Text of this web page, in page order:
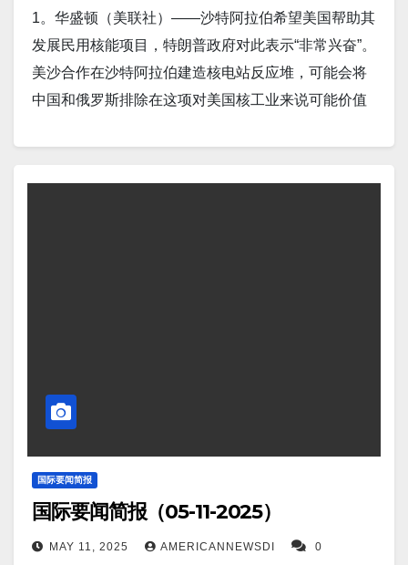
谈判中取消所有关税。 Screenshot 6。据
Rollingout25 报道，帮助你活到100岁的令人惊讶的早
晨习惯。寿命最长的人通常无论哪一天，早晨的作息
时间都几乎相同。这种一致性似乎提供了一种生理上
弹性。 Screenshot 7。据EXPRESS US.报道，美国人
LightWave Reports报道，加拿大总理称，特朗普贸易
战终结了美国经济领导地位。 Screenshot 11。据
为“鼠人”，他们整天躺在床上消磨时间、刷手机、打瞌
睡和订外卖，以对抗倦怠。 Screenshot 12。据
茂暗示将增加玉米进口量。…
1。华盛顿（美联社）——沙特阿拉伯希望美国帮助其
发展民用核能项目，特朗普政府对此表示“非常兴奋”。
美沙合作在沙特阿拉伯建造核电站反应堆，可能会将
中国和俄罗斯排除在这项对美国核工业来说可能价值
克兰停火，否则将面临“大规模”制裁。 Screenshot 3。
该设施的布局和武器装备。 Screenshot 6。据TPC 报
道，机器人综述：经济实惠的机器人和灭火机器人重
新定义工业创新。加州大学伯克利分校的研究人员推
出了 Berkeley Humanoid Lite，这是一款开源人形机器
人，其设计理念是价格实惠、可定制且易于操作。该
机器人硬件总成本不到 5,000 美元，采用模块化组件
国际要闻简报
国际要闻简报（05-11-2025）
MAY 11, 2025 AMERICANNEWSDI 0